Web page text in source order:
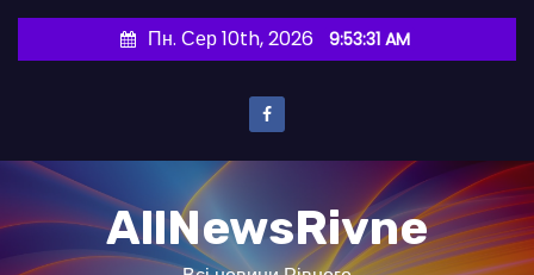
и
Пн. Сер 10th, 2026 9:53:32 AM
AllNewsRivne